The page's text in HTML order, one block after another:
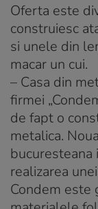
Oferta este
construiesc
si unele din
macar un cui.
– Casa din
firmei
de fapt o
metalica.
bucuresteana
realizarea
Condem este